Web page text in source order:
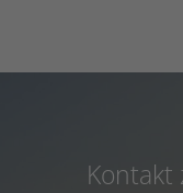
Kontakt